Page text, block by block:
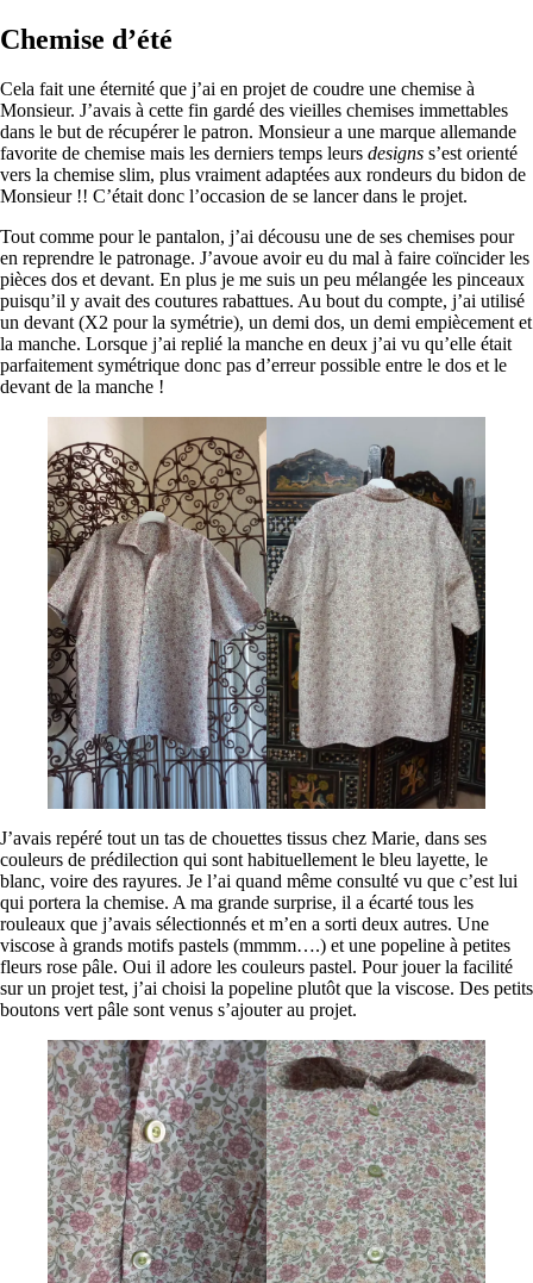
Chemise d’été
Cela fait une éternité que j’ai en projet de coudre une chemise à
Monsieur. J’avais à cette fin gardé des vieilles chemises immettables
dans le but de récupérer le patron. Monsieur a une marque allemande
favorite de chemise mais les derniers temps leurs designs s’est orienté
vers la chemise slim, plus vraiment adaptées aux rondeurs du bidon de
Monsieur !! C’était donc l’occasion de se lancer dans le projet.
Tout comme pour le pantalon, j’ai décousu une de ses chemises pour
en reprendre le patronage. J’avoue avoir eu du mal à faire coïncider les
pièces dos et devant. En plus je me suis un peu mélangée les pinceaux
puisqu’il y avait des coutures rabattues. Au bout du compte, j’ai utilisé
un devant (X2 pour la symétrie), un demi dos, un demi empiècement et
la manche. Lorsque j’ai replié la manche en deux j’ai vu qu’elle était
parfaitement symétrique donc pas d’erreur possible entre le dos et le
devant de la manche !
J’avais repéré tout un tas de chouettes tissus chez Marie, dans ses
couleurs de prédilection qui sont habituellement le bleu layette, le
blanc, voire des rayures. Je l’ai quand même consulté vu que c’est lui
qui portera la chemise. A ma grande surprise, il a écarté tous les
rouleaux que j’avais sélectionnés et m’en a sorti deux autres. Une
viscose à grands motifs pastels (mmmm….) et une popeline à petites
fleurs rose pâle. Oui il adore les couleurs pastel. Pour jouer la facilité
sur un projet test, j’ai choisi la popeline plutôt que la viscose. Des petits
boutons vert pâle sont venus s’ajouter au projet.